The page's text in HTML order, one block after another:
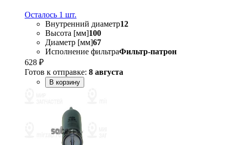
Осталось 1 шт.
Внутренний диаметр12
Высота [мм]100
Диаметр [мм]67
Исполнение фильтраФильтр-патрон
628 ₽
Готов к отправке: 8 августа
В корзину